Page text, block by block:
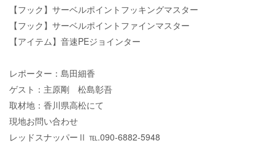
【フック】サーベルポイントフッキングマスター
【フック】サーベルポイントファインマスター
【アイテム】音速PEジョインター
レポーター：島田細香
ゲスト：主原剛 松島彰吾
取材地：香川県高松にて
現地お問い合わせ
レッドスナッパーⅡ ℡.090-6882-5948